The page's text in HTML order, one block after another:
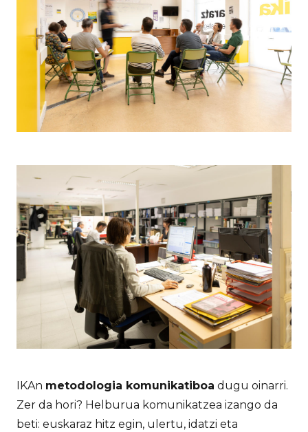
IKAn metodologia komunikatiboa dugu oinarri.
Zer da hori? Helburua komunikatzea izango da
beti: euskaraz hitz egin, ulertu, idatzi eta